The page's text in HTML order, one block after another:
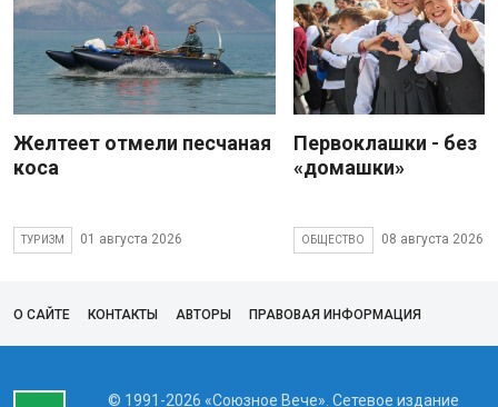
Желтеет отмели песчаная
коса
ТУРИЗМ 01 августа 2026
Первоклашки - без
«домашки»
ОБЩЕСТВО 08 августа 2026
О САЙТЕ КОНТАКТЫ АВТОРЫ ПРАВОВАЯ ИНФОРМАЦИЯ
© 1991-2026 «Союзное Вече». Сетевое издание